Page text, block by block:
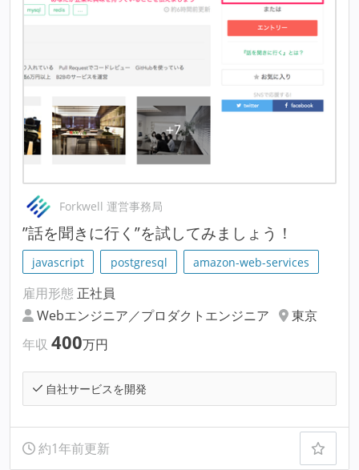
Forkwell 運営事務局
”話を聞きに行く”を試してみましょう！
javascript postgresql amazon-web-services
雇用形態 正社員
Webエンジニア／プロダクトエンジニア
東京
年収 400万円
自社サービスを開発
約1年前更新